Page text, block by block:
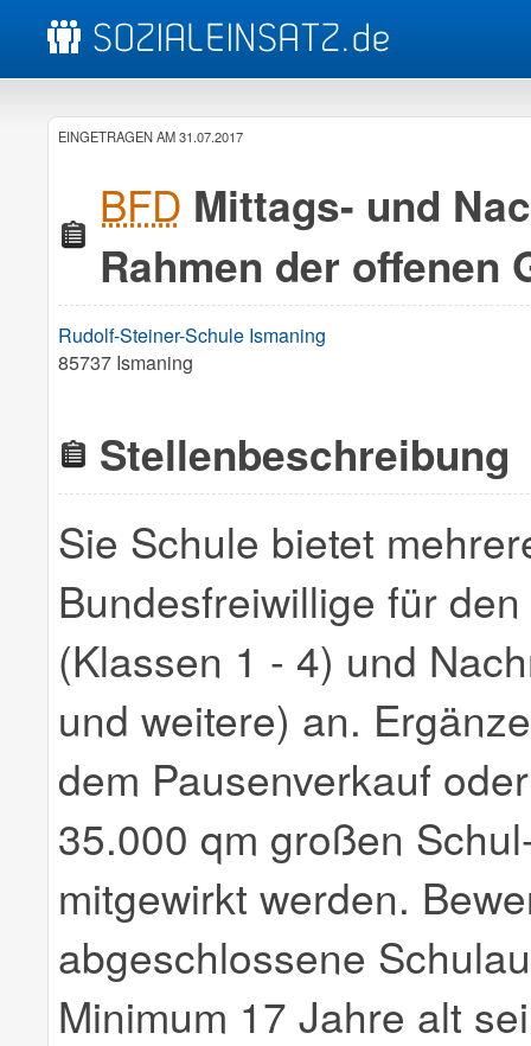
EINGETRAGEN AM 31.07.2017
BFD Mittags- und
Rahmen der offenen
Rudolf-Steiner-Schule Ismaning
85737 Ismaning
Stellenbeschreibung
Sie Schule bietet
Bundesfreiwillige für
(Klassen 1 - 4) und
und weitere) an.
dem Pausenverkauf
35.000 qm großen
mitgewirkt werden.
abgeschlossene
Minimum 17 Jahre alt